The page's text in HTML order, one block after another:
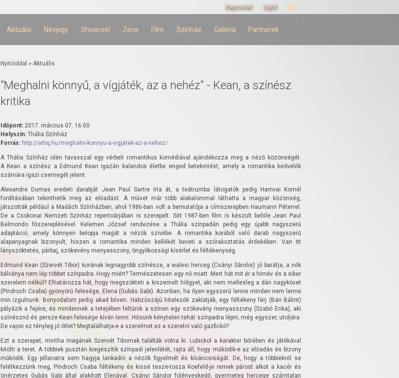
tartalomra
Kapcsolat Sajtó
Aktuális Névjegy Showreel Zene Film Színház Galéria Partnerek
Jelenlegi hely
Nyitóoldal » Aktuális
"Meghalni könnyű, a vígjáték, az a nehéz" - Kean, a színész
kritika
Időpont: 2017. március 07. 16:00
Helyszín: Thália Színház
Forrás: http://artiq.hu/meghalni-konnyu-a-vigjatek-az-a-nehez/
A Thália Színház idén tavasszal egy vérbeli romantikus komédiával ajándékozza meg a néző közönségét.
A Kean a színész a Edmund Kean igazán kalandos életbe enged betekintést, amely a romantika kedvelők
számára igazi csemegét jelent.
Alexandre Dumas eredeti darabját Jean Paul Sartre írta át, a teátrumba látogatók pedig Hamvai Kornél
fordításában tekinthetik meg az előadást. A művet már több alakalommal láthatta a magyar közönség,
játszották például a Madách Színházban, ahol 1986-ban volt a bemutatója a címszerepben Haumann Péterrel.
De a Csokonai Nemzeti Színház repertoárjában is szerepelt. Sőt 1987-ben film is készült belőle Jean Paul
Belmondo főszereplésével. Kelemen József rendezése a Thália színpadán pedig egy újabb nagyszerű
adaptáció, amely könnyen belopja magát a nézők szívébe. A romantika korából való darab nagyszerű
alapanyagnak bizonyult, hiszen a romantika minden kellékét beveti a szórakoztatás érdekében. Van itt
lányszöktetés, párbaj, szökevény menyasszony, öngyilkossági kísérlet és féltékenység.
Edmund Kean (Szervét Tibor) korának legnagyobb színésze, a walesi herceg (Csányi Sándor) jó barátja, a nők
bálványa nem lép többet színpadra. Hogy miért? Természetesen egy nő miatt. Mert hát mit ér a hírnév és a siker
szerelem nélkül? Elhatározza hát, hogy megszökteti a kiszemelt hölgyet, aki nem mellesleg a dán nagykövet
(Pindroch Csaba) gyönyörű felesége, Elena (Gubás Gabi). Azonban, ha ilyen egyszerű lenne minden nem lenne
min izgulnunk. Bonyodalom pedig akad bőven. Habzószájú hitelezők zaklatják, egy féltékeny férj (Bán Bálint)
pályázik a fejére, és mindennek a tetejében feltűnik a színen egy szökevény menyasszony (Szabó Erika), aki
színésznő és persze Kean felesége kíván lenni. Hősünk kénytelen tehát színpadra lépni, még egyszer, utoljára.
De vajon ez tényleg jó ötlet? Megtalálhatja-e a szerelmet ez a szeretni való gazfickó?
Ezt a szerepet, mintha magának Szervét Tibornak találták volna ki. Lubickol a karakter bőrében és játékával
kitölti a teret. A többiek pusztán kiegészítik színpadi jelenlétét, rajta áll, hogy működik-e az előadás és bizony
működik. Egy pillanatra sem hagyja lankadni a nézők figyelmét és kíváncsiságát. De, hogy a többiekről se
felétkezzünk meg, Pindroch Csaba féltékeny és kissé tesze-tosza Koefeld-je remek párost alkot a kacér és
önérzetes Gubás Gabi által alakított Elenával. Csányi Sándor fölényeskedő, gyermeteg hercege számtalan